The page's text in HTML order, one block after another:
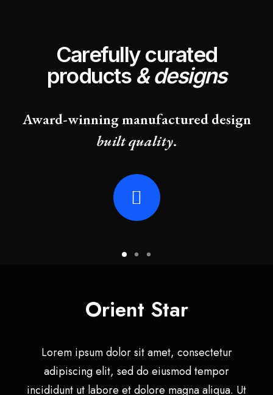
Carefully curated
products & designs
Award-winning manufactured design
built quality.
Orient Star
Lorem ipsum dolor sit amet, consectetur
adipiscing elit, sed do eiusmod tempor
incididunt ut labore et dolore magna aliqua. Ut